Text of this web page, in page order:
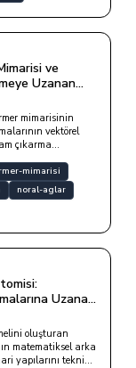
ve
Uzanan
mimarisinin
vektörel
çıkarma
mimarisi
noral-aglar
Uzanan
oluşturan
matematiksel arka
yapılarını teknik